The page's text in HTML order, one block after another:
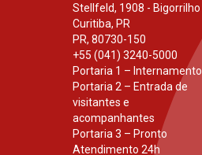
Stellfeld, 1908 - Bigorrilho
Curitiba, PR
PR, 80730-150
+55 (041) 3240-5000
Portaria 1 – Internamento
Portaria 2 – Entrada de
visitantes e
acompanhantes
Portaria 3 – Pronto
Atendimento 24h